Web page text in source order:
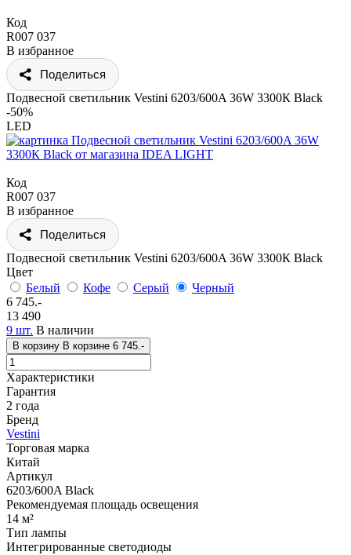
Код
R007 037
В избранное
Поделиться
Подвесной светильник Vestini 6203/600A 36W 3300К Black
-50%
LED
Код
R007 037
В избранное
Поделиться
Подвесной светильник Vestini 6203/600A 36W 3300К Black
Цвет
Белый
Кофе Серый
Черный
6 745.-
13 490
9 шт. В наличии
В корзину В корзине 6 745.-
Характеристики
Гарантия
2 года
Бренд
Vestini
Торговая марка
Китай
Артикул
6203/600A Black
Рекомендуемая площадь освещения
14 м²
Тип лампы
Интегрированные светодиоды